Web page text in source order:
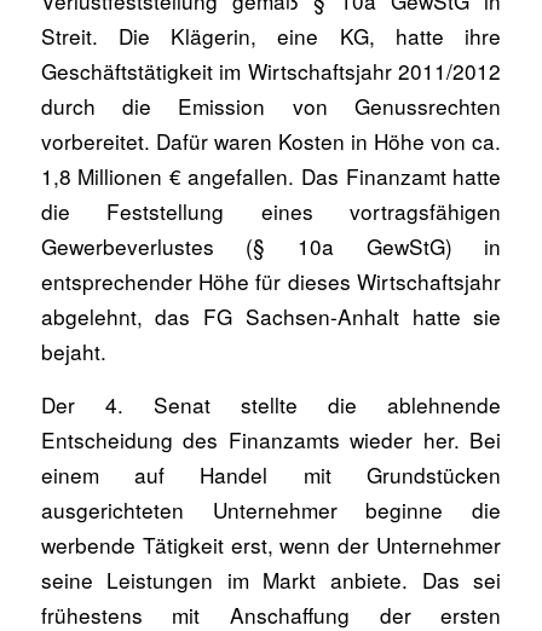
Streit. Die Klägerin, eine KG, hatte ihre
Geschäftstätigkeit im Wirtschaftsjahr 2011/2012
durch die Emission von Genussrechten
vorbereitet. Dafür waren Kosten in Höhe von ca.
1,8 Millionen € angefallen. Das Finanzamt hatte
die Feststellung eines vortragsfähigen
Gewerbeverlustes (§ 10a GewStG) in
entsprechender Höhe für dieses Wirtschaftsjahr
abgelehnt, das FG Sachsen-Anhalt hatte sie
bejaht.
Der 4. Senat stellte die ablehnende
Entscheidung des Finanzamts wieder her. Bei
einem auf Handel mit Grundstücken
ausgerichteten Unternehmer beginne die
werbende Tätigkeit erst, wenn der Unternehmer
seine Leistungen im Markt anbiete. Das sei
frühestens mit Anschaffung der ersten